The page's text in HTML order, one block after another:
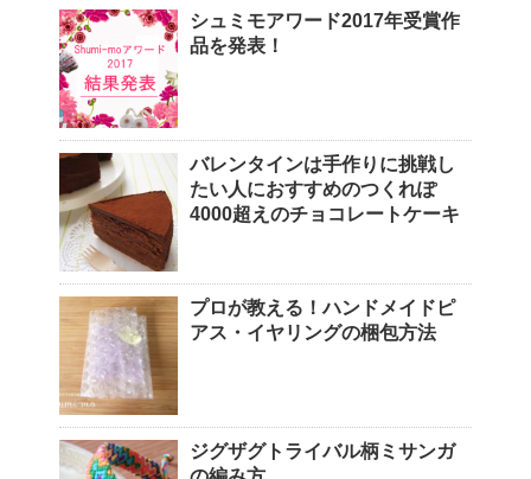
シュミモアワード2017年受賞作
品を発表！
バレンタインは手作りに挑戦し
たい人におすすめのつくれぽ
4000超えのチョコレートケーキ
プロが教える！ハンドメイドピ
アス・イヤリングの梱包方法
ジグザグトライバル柄ミサンガ